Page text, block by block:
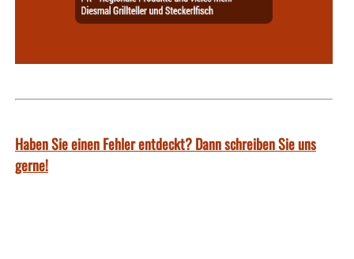
Haben Sie einen Fehler entdeckt? Dann schreiben Sie uns
gerne!